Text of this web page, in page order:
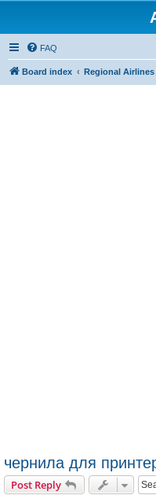
FAQ
Board index Regional Airlines
чернила для
Post Reply